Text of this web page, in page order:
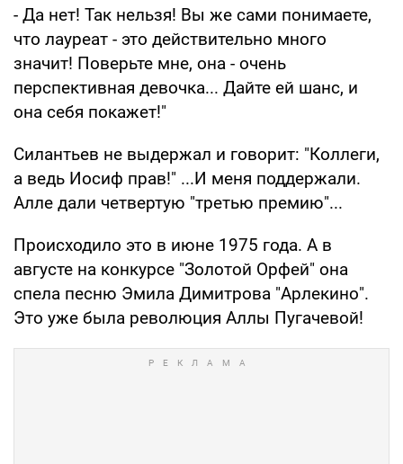
- Да нет! Так нельзя! Вы же сами понимаете,
что лауреат - это действительно много
значит! Поверьте мне, она - очень
перспективная девочка... Дайте ей шанс, и
она себя покажет!"
Силантьев не выдержал и говорит: "Коллеги,
а ведь Иосиф прав!" ...И меня поддержали.
Алле дали четвертую "третью премию"...
Происходило это в июне 1975 года. А в
августе на конкурсе "Золотой Орфей" она
спела песню Эмила Димитрова "Арлекино".
Это уже была революция Аллы Пугачевой!